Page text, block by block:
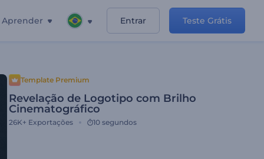
Aprender Entrar Teste Grátis
Template Premium
Revelação de Logotipo com Brilho
Cinematográfico
26K+ Exportações 10 segundos